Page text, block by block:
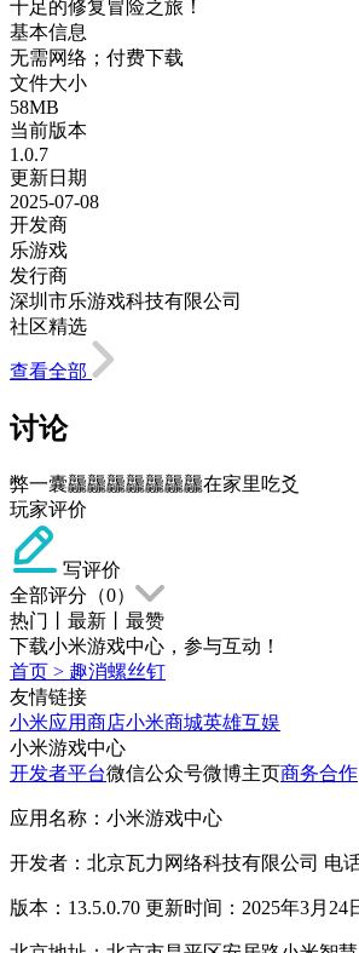
十足的修复冒险之旅！
基本信息
无需网络；付费下载
文件大小
58MB
当前版本
1.0.7
更新日期
2025-07-08
开发商
乐游戏
发行商
深圳市乐游戏科技有限公司
社区精选
查看全部
讨论
弊一囊龘龘龘龘龘龘龘在家里吃爻
玩家评价
写评价
全部评分（0）
热门
最新
最赞
下载小米游戏中心，参与互动！
首页 > 趣消螺丝钉
友情链接
小米应用商店小米商城英雄互娱
小米游戏中心
开发者平台微信公众号微博主页商务合作
应用名称：小米游戏中心
开发者：北京瓦力网络科技有限公司 电
版本：13.5.0.70 更新时间：2025年3月24